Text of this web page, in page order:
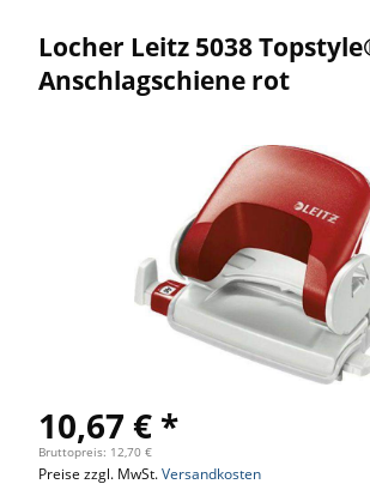
Locher Leitz 5038
Anschlagschiene rot
10,67 € *
Bruttopreis: 12,70 €
Preise zzgl. MwSt.Versandkosten